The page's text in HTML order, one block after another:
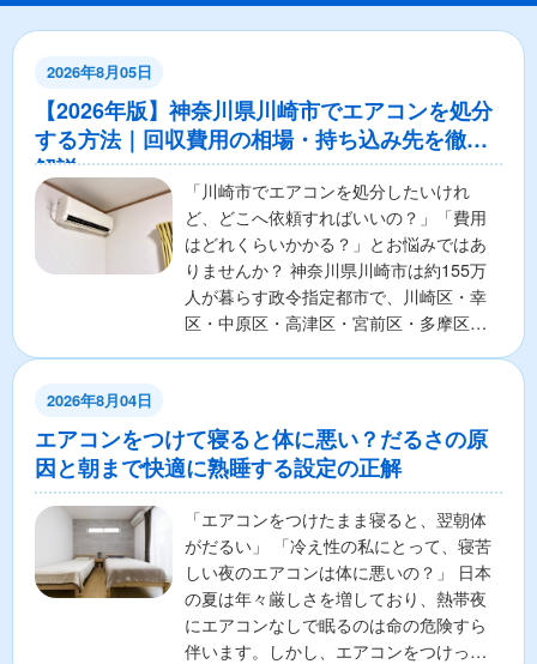
2026年8月05日
【2026年版】神奈川県川崎市でエアコンを処分
する方法｜回収費用の相場・持ち込み先を徹底
解説
「川崎市でエアコンを処分したいけれ
ど、どこへ依頼すればいいの？」「費用
はどれくらいかかる？」とお悩みではあ
りませんか？ 神奈川県川崎市は約155万
人が暮らす政令指定都市で、川崎区・幸
区・中原区・高津区・宮前区・多摩区・
2026年8月04日
エアコンをつけて寝ると体に悪い？だるさの原
因と朝まで快適に熟睡する設定の正解
「エアコンをつけたまま寝ると、翌朝体
がだるい」 「冷え性の私にとって、寝苦
しい夜のエアコンは体に悪いの？」 日本
の夏は年々厳しさを増しており、熱帯夜
にエアコンなしで眠るのは命の危険すら
伴います。しかし、エアコンをつけっぱ